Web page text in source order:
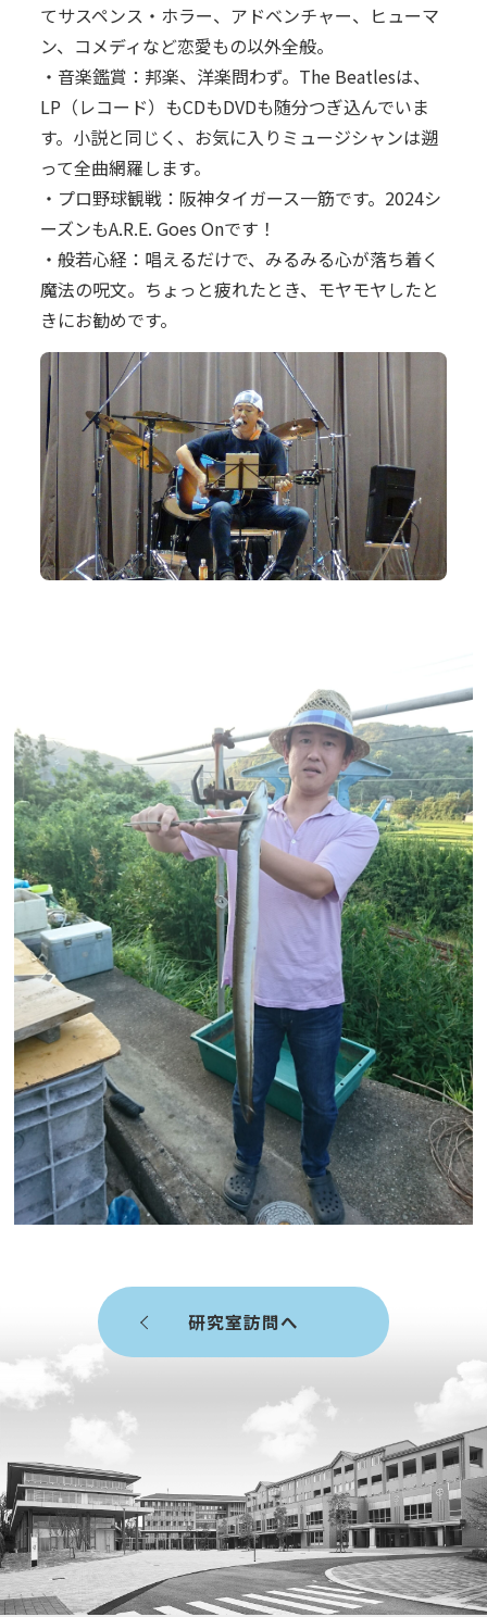
てサスペンス・ホラー、アドベンチャー、ヒューマ
ン、コメディなど恋愛もの以外全般。
・音楽鑑賞：邦楽、洋楽問わず。The Beatlesは、
LP（レコード）もCDもDVDも随分つぎ込んでいま
す。小説と同じく、お気に入りミュージシャンは遡
って全曲網羅します。
・プロ野球観戦：阪神タイガース一筋です。2024シ
ーズンもA.R.E. Goes Onです！
・般若心経：唱えるだけで、みるみる心が落ち着く
魔法の呪文。ちょっと疲れたとき、モヤモヤしたと
きにお勧めです。
研究室訪問へ